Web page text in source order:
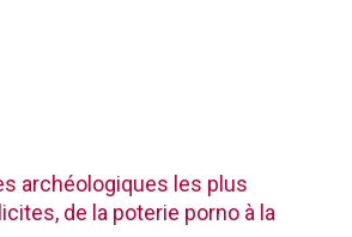
archéologiques les plus
de la poterie porno à la